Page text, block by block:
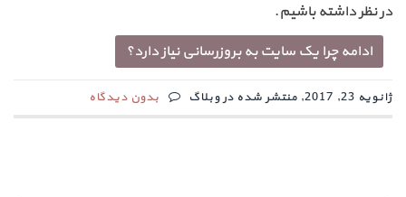
در نظر داشته باشیم.
ادامه چرا یک سایت به بروزرسانی نیاز دارد؟
ژانویه 23, 2017, منتشر شده در وبلاگ بدون دیدگاه